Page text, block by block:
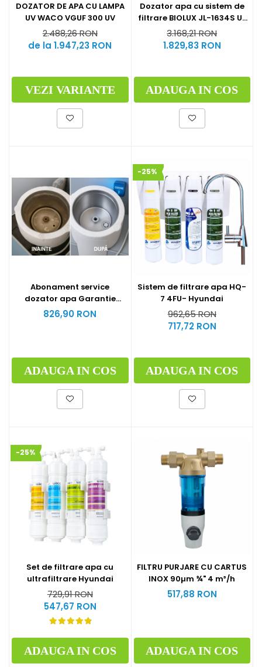
DOZATOR DE APA CU LAMPA
UV WACO VGUF 300 UV
2.488,26 RON
de la 1.947,23 RON
VEZI VARIANTE
Dozator apa cu sistem de
filtrare BIOLUX JL-1634S UF
by Midea
3.168,21 RON
1.829,83 RON
ADAUGA IN COS
Abonament service
dozator apa Garantie
extinsa 12 luni
826,90 RON
ADAUGA IN COS
-25%
Sistem de filtrare apa HQ-
7 4FU- Hyundai
962,65 RON
717,72 RON
ADAUGA IN COS
-25%
Set de filtrare apa cu
ultrafiltrare Hyundai
729,91 RON
547,67 RON
ADAUGA IN COS
FILTRU PURJARE CU CARTUS
INOX 90µm ¾" 4 m³/h
517,88 RON
ADAUGA IN COS